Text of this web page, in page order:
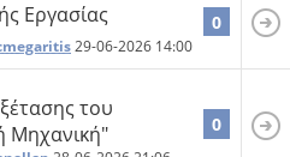
Εργασίας
29-06-2026 14:00
0
του
Μηχανική"
0